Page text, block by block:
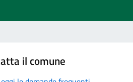
il comune